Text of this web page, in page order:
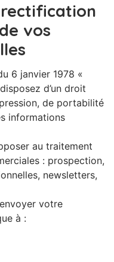
rectification
vos
6 janvier 1978 «
d’un droit
de portabilité
informations
au traitement
: prospection,
newsletters,
votre
à :